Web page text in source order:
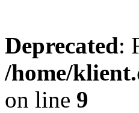
Deprecated:
/home/
on line 9